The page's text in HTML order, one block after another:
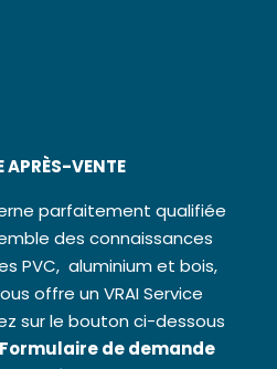
APRÈS-VENTE
parfaitement qualifiée
des connaissances
PVC, aluminium et bois,
offre un VRAI Service
sur le bouton ci-dessous
Formulaire de demande